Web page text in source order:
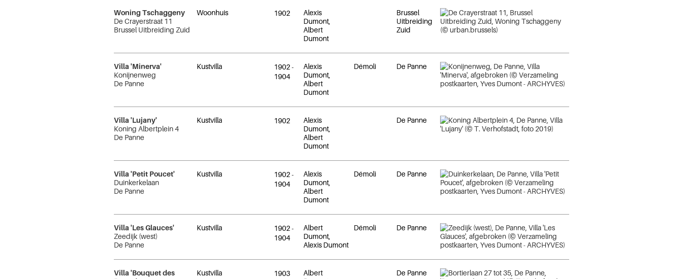
Woning Tschaggeny
De Crayerstraat 11
Brussel Uitbreiding Zuid
Woonhuis 1902
Alexis
Dumont,
Albert
Dumont
Brussel
Uitbreiding
Zuid
Villa 'Minerva'
Konijnenweg
De Panne
Kustvilla 1902-
1904
Alexis
Dumont,
Albert
Dumont
Démoli De Panne
Villa 'Lujany'
Koning Albertplein 4
De Panne
Kustvilla 1902
Alexis
Dumont,
Albert
Dumont
De Panne
Villa 'Petit Poucet'
Duinkerkelaan
De Panne
Kustvilla 1902-
1904
Alexis
Dumont,
Albert
Dumont
Démoli De Panne
Villa 'Les Glauces'
Zeedijk (west)
De Panne
Kustvilla 1902-
1904
Albert
Dumont,
Alexis Dumont
Démoli De Panne
Villa 'Bouquet des
Kustvilla 1903
Albert
De Panne